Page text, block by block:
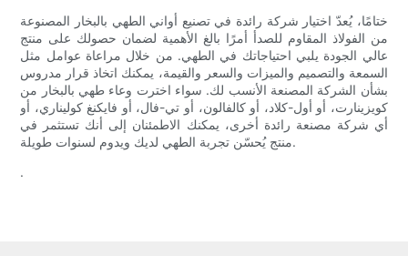
ختامًا، يُعدّ اختيار شركة رائدة في تصنيع أواني الطهي بالبخار المصنوعة
من الفولاذ المقاوم للصدأ أمرًا بالغ الأهمية لضمان حصولك على منتج
عالي الجودة يلبي احتياجاتك في الطهي. من خلال مراعاة عوامل مثل
السمعة والتصميم والميزات والسعر والقيمة، يمكنك اتخاذ قرار مدروس
بشأن الشركة المصنعة الأنسب لك. سواء اخترت وعاء طهي بالبخار من
كويزينارت، أو أول-كلاد، أو كالفالون، أو تي-فال، أو فايكنغ كوليناري، أو
أي شركة مصنعة رائدة أخرى، يمكنك الاطمئنان إلى أنك تستثمر في
منتج يُحسّن تجربة الطهي لديك ويدوم لسنوات طويلة.
.